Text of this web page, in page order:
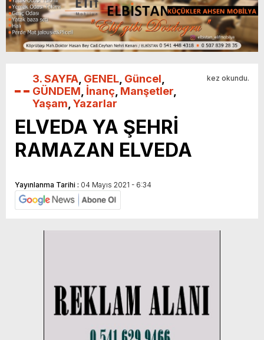
3. SAYFA GENEL Güncel
GÜNDEM İnanç Manşetler
Yaşam Yazarlar
kez okundu.
ELVEDA YA ŞEHRİ
RAMAZAN ELVEDA
Yayınlanma Tarihi : 04 Mayıs 2021 - 6:34